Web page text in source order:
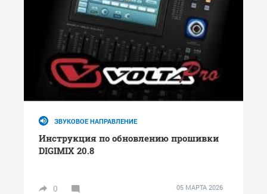
ЗВУКОВОЕ НАПРАВЛЕНИЕ
Инструкция по обновлению прошивки
DIGIMIX 20.8
0 05 МАРТА 2026